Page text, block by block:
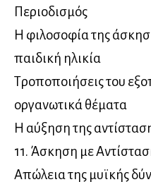
Περιοδισμός
Η φιλοσοφία της
παιδική ηλικία
Τροποποιήσεις του
οργανωτικά θέματα
Η αύξηση της
11. Άσκηση με
Απώλεια της μυϊκής